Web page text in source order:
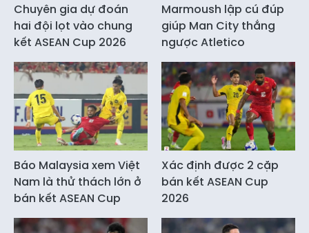
Chuyên gia dự đoán
hai đội lọt vào chung
kết ASEAN Cup 2026
Marmoush lập cú đúp
giúp Man City thắng
ngược Atletico
Báo Malaysia xem Việt
Nam là thử thách lớn ở
bán kết ASEAN Cup
Xác định được 2 cặp
bán kết ASEAN Cup
2026